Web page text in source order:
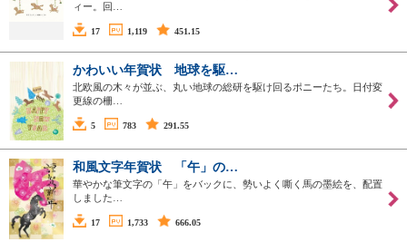
ィー。回…
17 1,119 451.15
かわいい年賀状 地球を駆…
北欧風の木々が並ぶ、丸い地球の総研を駆け回るポニーたち。日付変
更線の柵…
5 783 291.55
和風文字年賀状 「午」の…
華やかな筆文字の「午」をバックに、勢いよく嘶く馬の墨絵を、配置
しました…
17 1,733 666.05